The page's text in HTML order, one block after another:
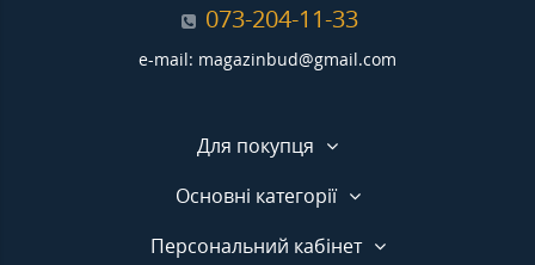
073-204-11-33
e-mail: magazinbud@gmail.com
Для покупця
Основні категорії
Персональний кабінет